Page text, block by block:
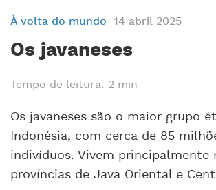
À volta do mundo 14 abril 2025
Os javaneses
Tempo de leitura: 2 min
Os javaneses são o maior grupo
Indonésia, com cerca de 85
indivíduos. Vivem principalmente
províncias de Java Oriental e